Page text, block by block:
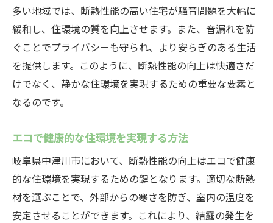
多い地域では、断熱性能の高い住宅が騒音問題を大幅に
緩和し、住環境の質を向上させます。また、音漏れを防
ぐことでプライバシーも守られ、より安らぎのある生活
を提供します。このように、断熱性能の向上は快適さだ
けでなく、静かな住環境を実現するための重要な要素と
なるのです。
エコで健康的な住環境を実現する方法
岐阜県中津川市において、断熱性能の向上はエコで健康
的な住環境を実現するための鍵となります。適切な断熱
材を選ぶことで、外部からの寒さを防ぎ、室内の温度を
安定させることができます。これにより、結露の発生を